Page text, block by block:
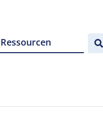
Ressourcen